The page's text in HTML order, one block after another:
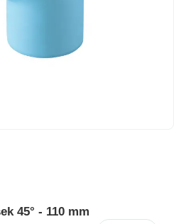
45° - 110 mm